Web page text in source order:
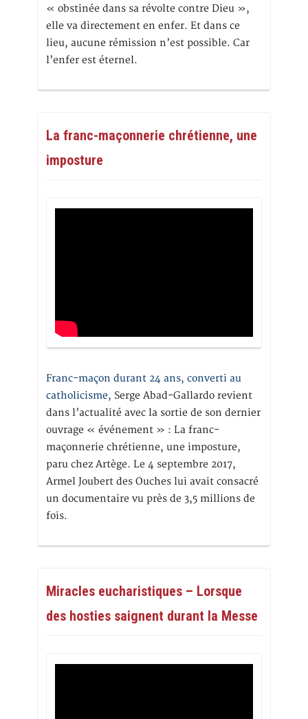
« obstinée dans sa révolte contre Dieu »,
elle va directement en enfer. Et dans ce
lieu, aucune rémission n’est possible. Car
l’enfer est éternel.
La franc-maçonnerie chrétienne, une
imposture
Franc-maçon durant 24 ans, converti au
catholicisme, Serge Abad-Gallardo revient
dans l’actualité avec la sortie de son dernier
ouvrage « événement » : La franc-
maçonnerie chrétienne, une imposture,
paru chez Artège. Le 4 septembre 2017,
Armel Joubert des Ouches lui avait consacré
un documentaire vu près de 3,5 millions de
fois.
Miracles eucharistiques – Lorsque
des hosties saignent durant la Messe